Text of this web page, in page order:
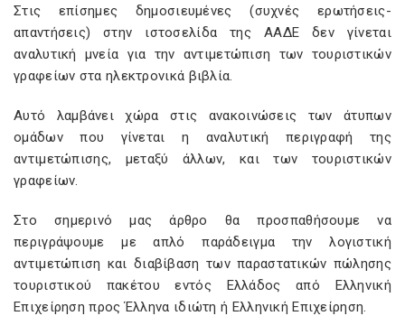
Στις επίσημες δημοσιευμένες (συχνές ερωτήσεις-
απαντήσεις) στην ιστοσελίδα της ΑΑΔΕ δεν γίνεται
αναλυτική μνεία για την αντιμετώπιση των τουριστικών
γραφείων στα ηλεκτρονικά βιβλία.
Αυτό λαμβάνει χώρα στις ανακοινώσεις των άτυπων
ομάδων που γίνεται η αναλυτική περιγραφή της
αντιμετώπισης, μεταξύ άλλων, και των τουριστικών
γραφείων.
Στο σημερινό μας άρθρο θα προσπαθήσουμε να
περιγράψουμε με απλό παράδειγμα την λογιστική
αντιμετώπιση και διαβίβαση των παραστατικών πώλησης
τουριστικού πακέτου εντός Ελλάδος από Ελληνική
Επιχείρηση προς Έλληνα ιδιώτη ή Ελληνική Επιχείρηση.